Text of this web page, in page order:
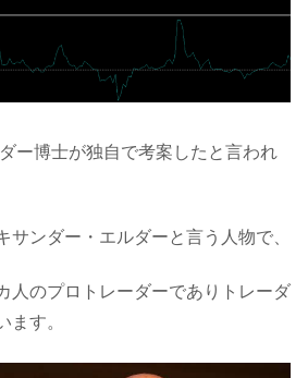
ー博士が独自で考案したと言われ
サンダー・エルダーと言う人物で、
人のプロトレーダーでありトレーダ
ます。